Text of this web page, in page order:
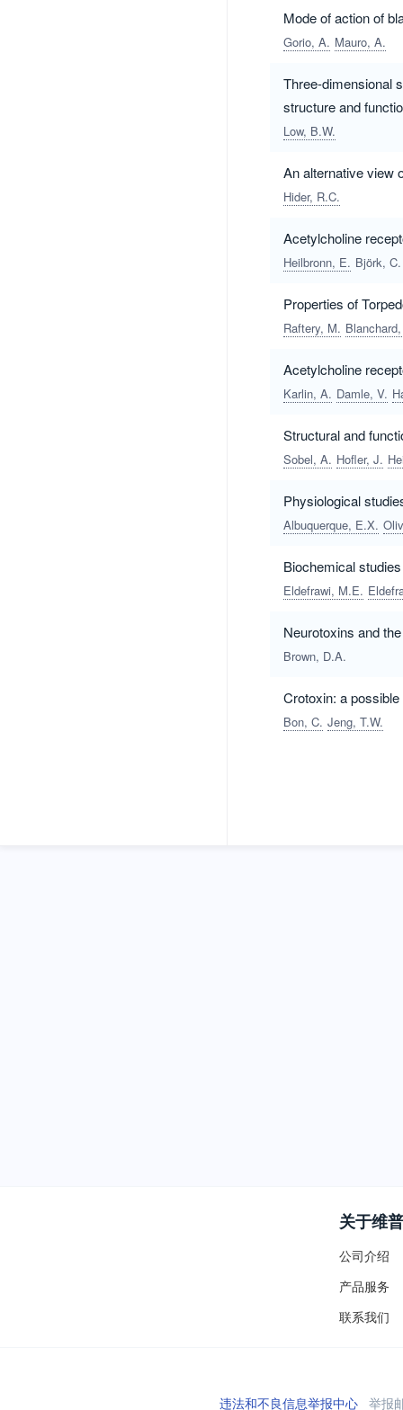
Mode of action of
Gorio, A. Mauro, A.
Three-dimensional
structure and
Low, B.W.
An alternative view
Hider, R.C.
Acetylcholine
Heilbronn, E. Björk, C.
Properties of
Raftery, M.
Acetylcholine
Karlin, A. Damle, V.
Structural and
Sobel, A. Hofler, J.
Physiological
Albuquerque, E.X.
Biochemical
Eldefrawi, M.E.
Neurotoxins and
Brown, D.A.
Crotoxin: a
Bon, C. Jeng, T.W.
关于维普
公司介绍
产品服务
联系我们
违法和不良信息举报中心举报